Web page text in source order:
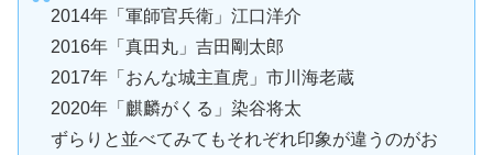
2014年「軍師官兵衛」江口洋介
2016年「真田丸」吉田剛太郎
2017年「おんな城主直虎」市川海老蔵
2020年「麒麟がくる」染谷将太
ずらりと並べてみてもそれぞれ印象が違うのがお